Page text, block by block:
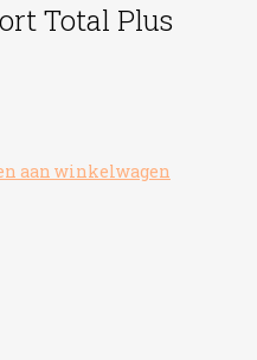
Total Plus
aan winkelwagen